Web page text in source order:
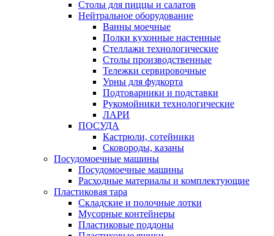
Столы для пиццы и салатов
Нейтральное оборудование
Ванны моечные
Полки кухонные настенные
Стеллажи технологические
Столы производственные
Тележки сервировочные
Урны для фудкорта
Подтоварники и подставки
Рукомойники технологические
ЛАРИ
ПОСУДА
Кастрюли, сотейники
Сковороды, казаны
Посудомоечные машины
Посудомоечные машины
Расходные материалы и комплектующие
Пластиковая тара
Складские и полочные лотки
Мусорные контейнеры
Пластиковые поддоны